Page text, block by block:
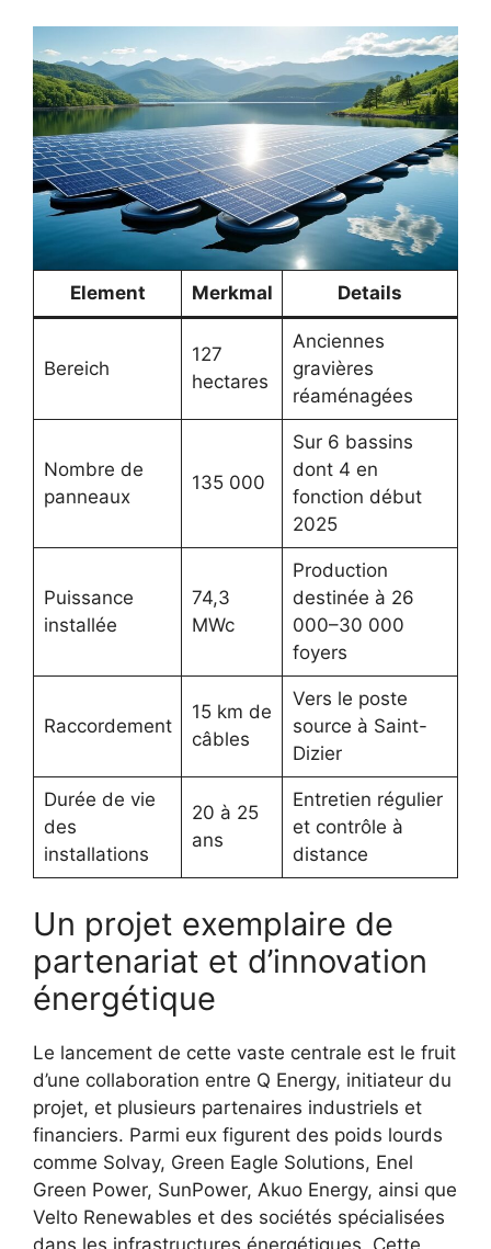
Element Merkmal Details
Bereich
127
hectares
Anciennes
gravières
réaménagées
Nombre de
panneaux
135 000
Sur 6 bassins
dont 4 en
fonction début
2025
Puissance
installée
74,3
MWc
Production
destinée à 26
000–30 000
foyers
Raccordement
15 km de
câbles
Vers le poste
source à Saint-
Dizier
Durée de vie
des
installations
20 à 25
ans
Entretien régulier
et contrôle à
distance
Un projet exemplaire de
partenariat et d’innovation
énergétique
Le lancement de cette vaste centrale est le fruit
d’une collaboration entre Q Energy, initiateur du
projet, et plusieurs partenaires industriels et
financiers. Parmi eux figurent des poids lourds
comme Solvay, Green Eagle Solutions, Enel
Green Power, SunPower, Akuo Energy, ainsi que
Velto Renewables et des sociétés spécialisées